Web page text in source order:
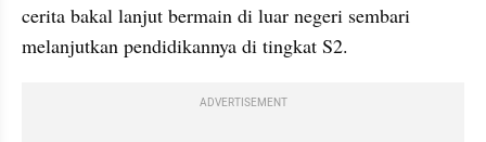
cerita bakal lanjut bermain di luar negeri sembari
melanjutkan pendidikannya di tingkat S2.
ADVERTISEMENT